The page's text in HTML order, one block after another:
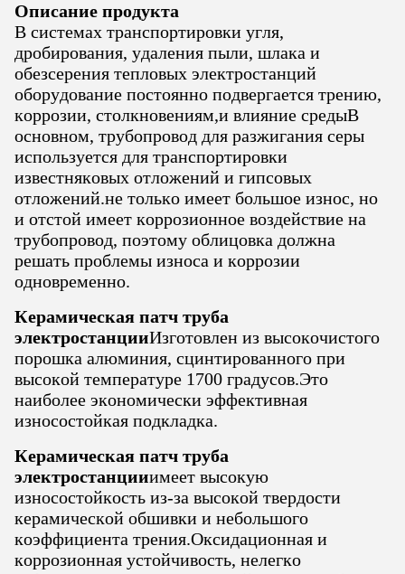
Описание продукта
В системах транспортировки угля,
дробирования, удаления пыли, шлака и
обезсерения тепловых электростанций
оборудование постоянно подвергается трению,
коррозии, столкновениям,и влияние средыВ
основном, трубопровод для разжигания серы
используется для транспортировки
известняковых отложений и гипсовых
отложений.не только имеет большое износ, но
и отстой имеет коррозионное воздействие на
трубопровод, поэтому облицовка должна
решать проблемы износа и коррозии
одновременно.
Керамическая патч труба
электростанцииИзготовлен из высокочистого
порошка алюминия, сцинтированного при
высокой температуре 1700 градусов.Это
наиболее экономически эффективная
износостойкая подкладка.
Керамическая патч труба
электростанцииимеет высокую
износостойкость из-за высокой твердости
керамической обшивки и небольшого
коэффициента трения.Оксидационная и
коррозионная устойчивость, нелегко